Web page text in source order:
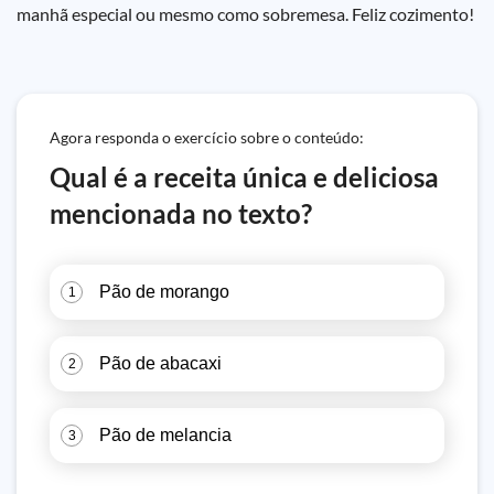
manhã especial ou mesmo como sobremesa. Feliz cozimento!
Agora responda o exercício sobre o conteúdo:
Qual é a receita única e deliciosa
mencionada no texto?
1 Pão de morango
2 Pão de abacaxi
3 Pão de melancia